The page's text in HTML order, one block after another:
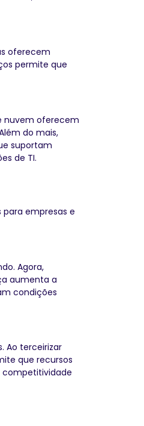
oferecem
permite que
nuvem oferecem
do mais,
suportam
de TI.
empresas e
Agora,
aumenta a
condições
Ao terceirizar
que recursos
competitividade